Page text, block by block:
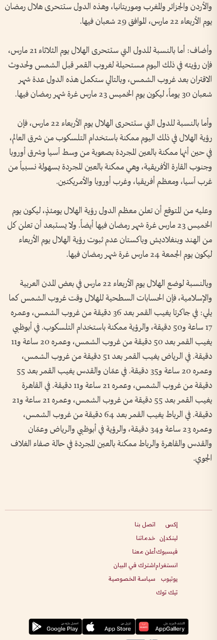
والأردن والجزائر والمغرب وموريتانيا، وهذه الدول ستتحرى هلال رمضان
يوم الأربعاء 22 مارس، الموافق 29 شعبان فيها.
وأضاف: أما بالنسبة للدول التي ستتحرى الهلال يوم الثلاثاء 21 مارس،
فإن رؤيته في ذلك اليوم مستحيلة لغروب القمر قبل الشمس ولحدوث
الاقتران بعد غروب الشمس، وبالتالي ستكمل هذه الدول عدة شهر
شعبان 30 يوماً، ليكون يوم الخميس 23 مارس غرة شهر رمضان فيها.
وأما بالنسبة للدول التي ستتحرى الهلال يوم الأربعاء 22 مارس، فإن
رؤية الهلال في ذلك اليوم ممكنة باستخدام التلسكوب من شرق العالم،
في حين أنها ممكنة بالعين المجردة بصعوبة من وسط آسيا وشرق أوروبا
وجنوب القارة الأفريقية، وهي ممكنة بالعين المجردة بسهولة نسبياً من
غرب آسيا، ومعظم أفريقيا، وغرب أوروبا والأمريكتين.
وعليه من المتوقع أن تعلن معظم الدول رؤية الهلال يومئذٍ، ليكون يوم
الخميس 23 مارس غرة شهر رمضان فيها أيضاً. ولا يستبعد أن تعلن كل
من الهند وبنغلاديش وباكستان عدم ثبوت رؤية الهلال يوم الأربعاء
ليكون يوم الجمعة 24 مارس غرة شهر رمضان فيها.
وبالنسبة لوضع الهلال يوم الأربعاء 22 مارس في بعض المدن العربية
والإسلامية، فإن الحسابات السطحية للهلال وقت غروب الشمس كما
يلي: في جاكرتا يغيب القمر بعد 36 دقيقة من غروب الشمس، وعمره
17 ساعة و50 دقيقة، والرؤية ممكنة باستخدام التلسكوب. في أبوظبي
يغيب القمر بعد 50 دقيقة من غروب الشمس، وعمره 20 ساعة و11
دقيقة. في الرياض يغيب القمر بعد 51 دقيقة من غروب الشمس،
وعمره 20 ساعة و35 دقيقة. في عمّان والقدس يغيب القمر بعد 55
دقيقة من غروب الشمس، وعمره 21 ساعة و11 دقيقة. في القاهرة
يغيب القمر بعد 55 دقيقة من غروب الشمس، وعمره 21 ساعة و21
دقيقة. في الرباط يغيب القمر بعد 64 دقيقة من غروب الشمس،
وعمره 23 ساعة و34 دقيقة، والرؤية في أبوظبي والرياض وعمّان
والقدس والقاهرة والرباط ممكنة بالعين المجردة في حالة صفاء الغلاف
الجوي.
إكس
لينكدإن
فيسبوك
انستغرام
يوتيوب
تيك توك
اتصل بنا
خدماتنا
أعلن معنا
اشترك في البيان
سياسة الخصوصية